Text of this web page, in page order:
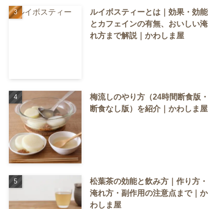
ルイボスティーとは｜効果・効能
とカフェインの有無、おいしい淹
れ方まで解説｜かわしま屋
梅流しのやり方（24時間断食版・
断食なし版）を紹介｜かわしま屋
松葉茶の効能と飲み方｜作り方・
淹れ方・副作用の注意点まで｜か
わしま屋